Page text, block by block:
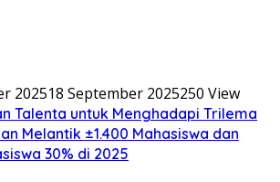
202518 September 2025250 View
Talenta untuk Menghadapi Trilema
Melantik ±1.400 Mahasiswa dan
30% di 2025